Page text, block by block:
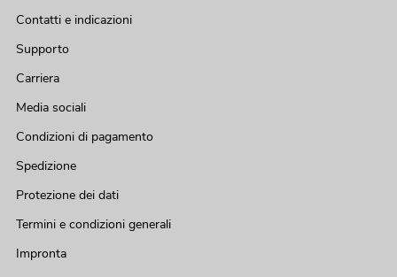
Contatti e indicazioni
Supporto
Carriera
Media sociali
Condizioni di pagamento
Spedizione
Protezione dei dati
Termini e condizioni generali
Impronta